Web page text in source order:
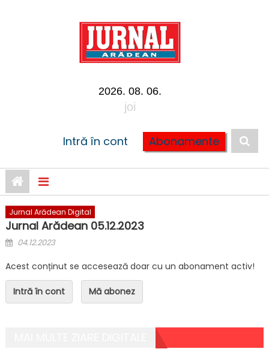
2026. 08. 06.
joi
Intră în cont Abonamente
Jurnal Arădean Digital
Jurnal Arădean 05.12.2023
Posted on
04.12.2023
Acest conținut se accesează doar cu un abonament activ!
Intră în cont Mă abonez